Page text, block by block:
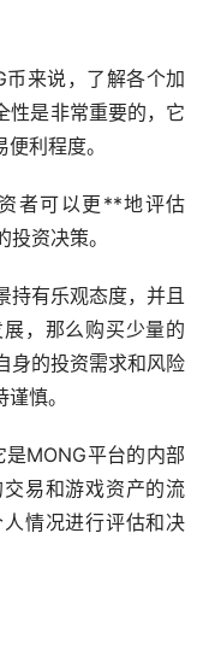
来说，了解各个加
性是非常重要的，它
利程度。
者可以更**地评估
资决策。
持有乐观态度，并且
，那么购买少量的
身的投资需求和风险
慎。
MONG平台的内部
易和游戏资产的流
情况进行评估和决